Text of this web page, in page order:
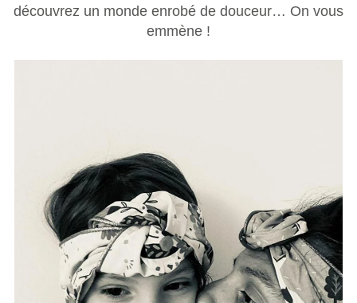
découvrez un monde enrobé de douceur… On vous
emmène !